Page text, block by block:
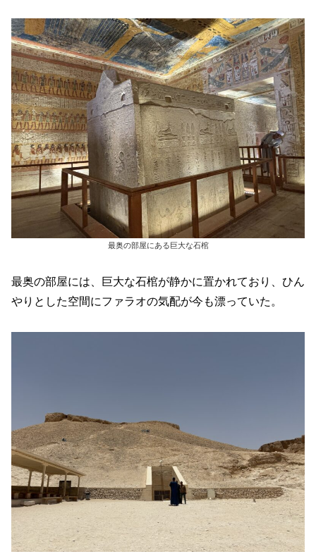
最奥の部屋にある巨大な石棺
最奥の部屋には、巨大な石棺が静かに置かれており、ひん
やりとした空間にファラオの気配が今も漂っていた。